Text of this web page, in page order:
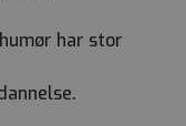
har stor